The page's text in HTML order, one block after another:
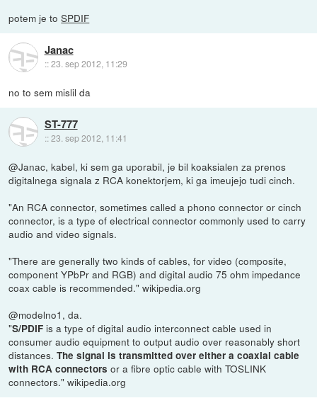
potem je toSPDIF
Janac
::23. sep 2012, 11:29
no to sem mislil da
ST-777
::23. sep 2012, 11:41
@Janac, kabel, ki sem ga uporabil, je bil koaksialen za prenos
digitalnega signala z RCA konektorjem, ki ga imeujejo tudi cinch.
"An RCA connector, sometimes called a phono connector or cinch
connector, is a type of electrical connector commonly used to carry
audio and video signals.
"There are generally two kinds of cables, for video (composite,
component YPbPr and RGB) and digital audio 75 ohm impedance
coax cable is recommended." wikipedia.org
@modelno1, da.
"S/PDIF is a type of digital audio interconnect cable used in
consumer audio equipment to output audio over reasonably short
distances.The signal is transmitted over either a coaxial cable
with RCA connectors or a fibre optic cable with TOSLINK
connectors." wikipedia.org